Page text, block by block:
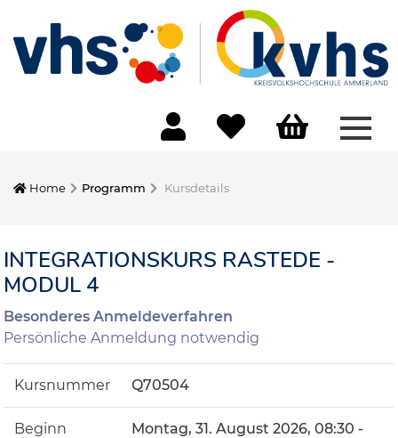
Home Programm Kursdetails
INTEGRATIONSKURS RASTEDE -
MODUL 4
Besonderes Anmeldeverfahren
Persönliche Anmeldung notwendig
Kursnummer Q70504
Beginn
Montag, 31. August 2026, 08:30 -